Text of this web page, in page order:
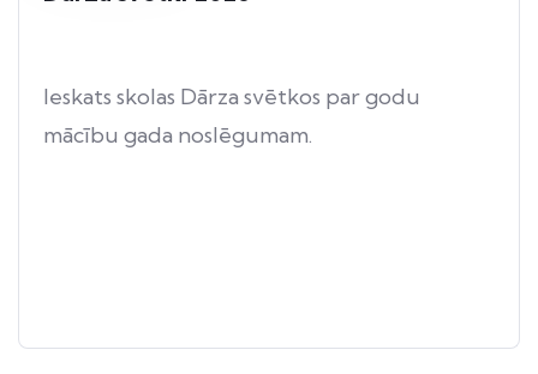
Ieskats skolas Dārza svētkos par godu
mācību gada noslēgumam.